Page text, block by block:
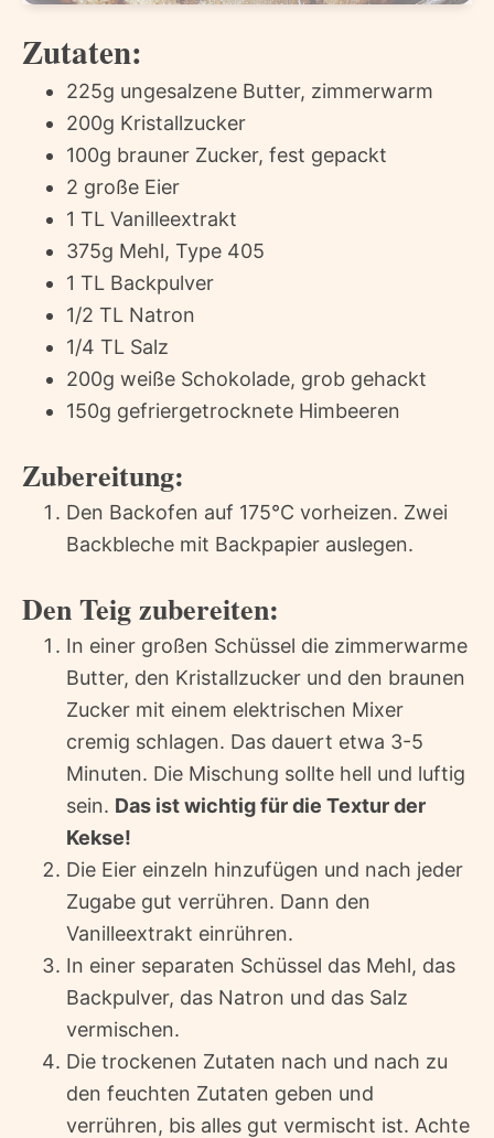
Zutaten:
225g ungesalzene Butter, zimmerwarm
200g Kristallzucker
100g brauner Zucker, fest gepackt
2 große Eier
1 TL Vanilleextrakt
375g Mehl, Type 405
1 TL Backpulver
1/2 TL Natron
1/4 TL Salz
200g weiße Schokolade, grob gehackt
150g gefriergetrocknete Himbeeren
Zubereitung:
Den Backofen auf 175°C vorheizen. Zwei
Backbleche mit Backpapier auslegen.
Den Teig zubereiten:
In einer großen Schüssel die zimmerwarme
Butter, den Kristallzucker und den braunen
Zucker mit einem elektrischen Mixer
cremig schlagen. Das dauert etwa 3-5
Minuten. Die Mischung sollte hell und luftig
sein. Das ist wichtig für die Textur der
Kekse!
Die Eier einzeln hinzufügen und nach jeder
Zugabe gut verrühren. Dann den
Vanilleextrakt einrühren.
In einer separaten Schüssel das Mehl, das
Backpulver, das Natron und das Salz
vermischen.
Die trockenen Zutaten nach und nach zu
den feuchten Zutaten geben und
verrühren, bis alles gut vermischt ist. Achte